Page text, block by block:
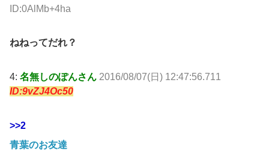
ID:0AlMb+4ha
ねねってだれ？
4: 名無しのぽんさん 2016/08/07(日) 12:47:56.711
ID:9vZJ4Oc50
>>2
青葉のお友達